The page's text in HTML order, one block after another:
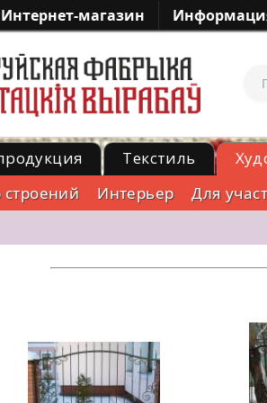
Интернет-магазин
Текстиль
строений Интерьер Для